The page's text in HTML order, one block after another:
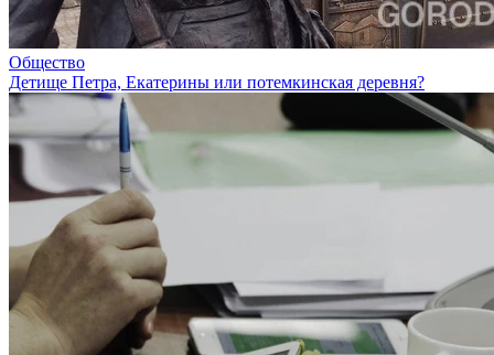
Общество
Детище Петра, Екатерины или потемкинская деревня?